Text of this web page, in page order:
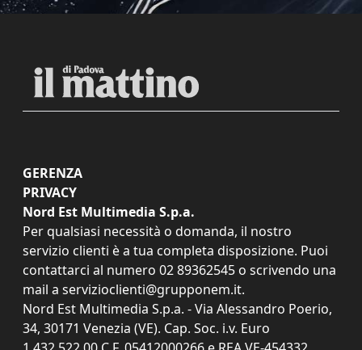
GERENZA
PRIVACY
Nord Est Multimedia S.p.a.
Per qualsiasi necessità o domanda, il nostro
servizio clienti è a tua completa disposizione. Puoi
contattarci al numero 02 89362545 o scrivendo una
mail a servizioclienti@grupponem.it.
Nord Est Multimedia S.p.a. - Via Alessandro Poerio,
34, 30171 Venezia (VE). Cap. Soc. i.v. Euro